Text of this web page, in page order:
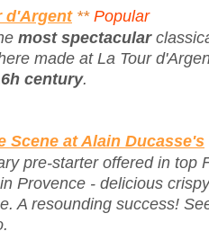
d'Argent ** Popular
most spectacular
made at La Tour
century.
Scene at Alain Ducasse's
pre-starter offered in top
Provence - delicious
A resounding success!